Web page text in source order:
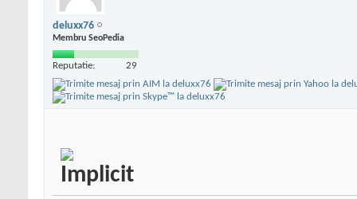
deluxx76
Membru SeoPedia
Reputatie: 29